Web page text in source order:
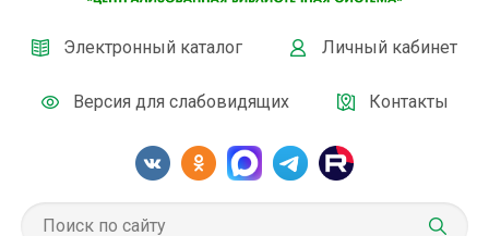
Электронный каталог Личный кабинет
Версия для слабовидящих Контакты